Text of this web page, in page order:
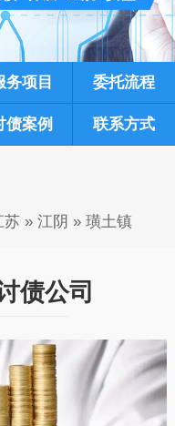
务项目 委托流程
债案例 联系方式
苏» 江阴 » 璜土镇
债公司